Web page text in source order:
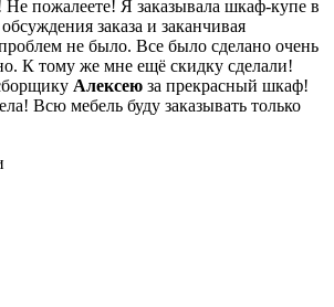
пожалеете! Я заказывала шкаф-купе в
заказа и заканчивая
не было. Все было сделано очень
К тому же мне ещё скидку сделали!
Алексею за прекрасный шкаф!
Всю мебель буду заказывать только